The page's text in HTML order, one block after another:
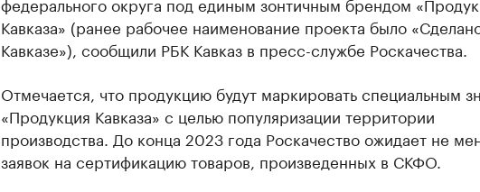
Кавказа» (ранее рабочее наименование проекта было
Кавказе»), сообщили РБК Кавказ в пресс-службе Роскачества.
Отмечается, что продукцию будут маркировать специальным
«Продукция Кавказа» с целью популяризации территории
производства. До конца 2023 года Роскачество ожидает не
заявок на сертификацию товаров, произведенных в СКФО.